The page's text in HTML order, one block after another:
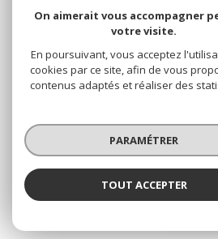
Nous
© 2026 | Tous droits
Nos honoraires
Nos
Réalisé par :
On aimerait vous accompagner
votre visite.
En poursuivant, vous acceptez
cookies par ce site, afin de vous
contenus adaptés et réaliser des
PARAMÉTRER
TOUT ACCEPTER